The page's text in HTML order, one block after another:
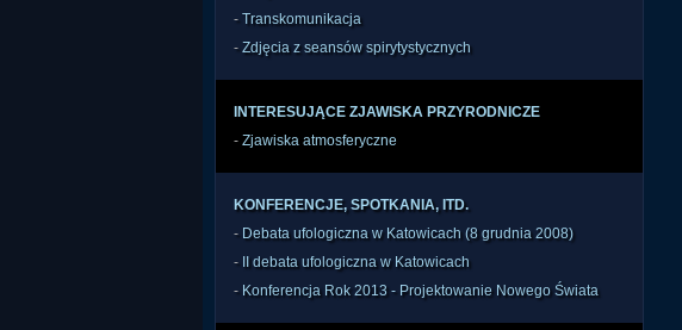
- Transkomunikacja
- Zdjęcia z seansów spirytystycznych
INTERESUJĄCE ZJAWISKA PRZYRODNICZE
- Zjawiska atmosferyczne
KONFERENCJE, SPOTKANIA, ITD.
- Debata ufologiczna w Katowicach (8 grudnia 2008)
- II debata ufologiczna w Katowicach
- Konferencja Rok 2013 - Projektowanie Nowego Świata